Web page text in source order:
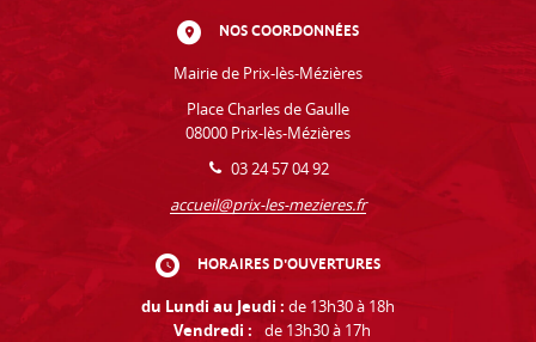
NOS COORDONNÉES
Mairie de Prix-lès-Mézières
Place Charles de Gaulle
08000 Prix-lès-Mézières
03 24 57 04 92
accueil@prix-les-mezieres.fr
HORAIRES D'OUVERTURES
du Lundi au Jeudi : de 13h30 à 18h
Vendredi :
de 13h30 à 17h